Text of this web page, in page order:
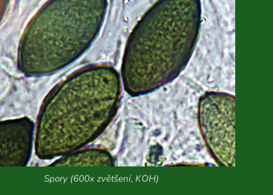
Spory (600x zvětšení, KOH)